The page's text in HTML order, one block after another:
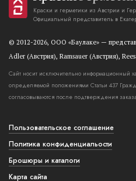
Краски и герметики из Австрии и
Официальный представитель в
© 2012-2026, OOO «Баулаке» —
Adler (Австрия), Ramsauer (Австрия),
Сайт носит исключительно информационный
определяемой положениями Статьи 437
согласовываются после подтверждения заказа
Пользовательское соглашение
Политика конфиденциальости
Брошюры и каталоги
Карта сайта